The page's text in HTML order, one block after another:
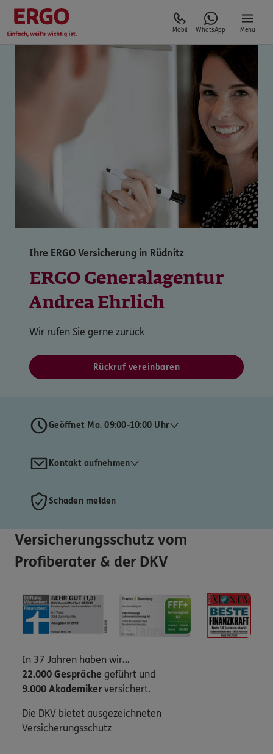
Mobil WhatsApp Menü
Ihre ERGO Versicherung in Rüdnitz
ERGO Generalagentur
Andrea Ehrlich
Wir rufen Sie gerne zurück
Rückruf vereinbaren
Geöffnet Mo. 09:00-10:00 Uhr
Kontakt aufnehmen
Schaden melden
Versicherungsschutz vom
Profiberater & der DKV
In 37 Jahren haben wir...
22.000 Gespräche geführt und
9.000 Akademiker versichert.
Die DKV bietet ausgezeichneten
Versicherungsschutz